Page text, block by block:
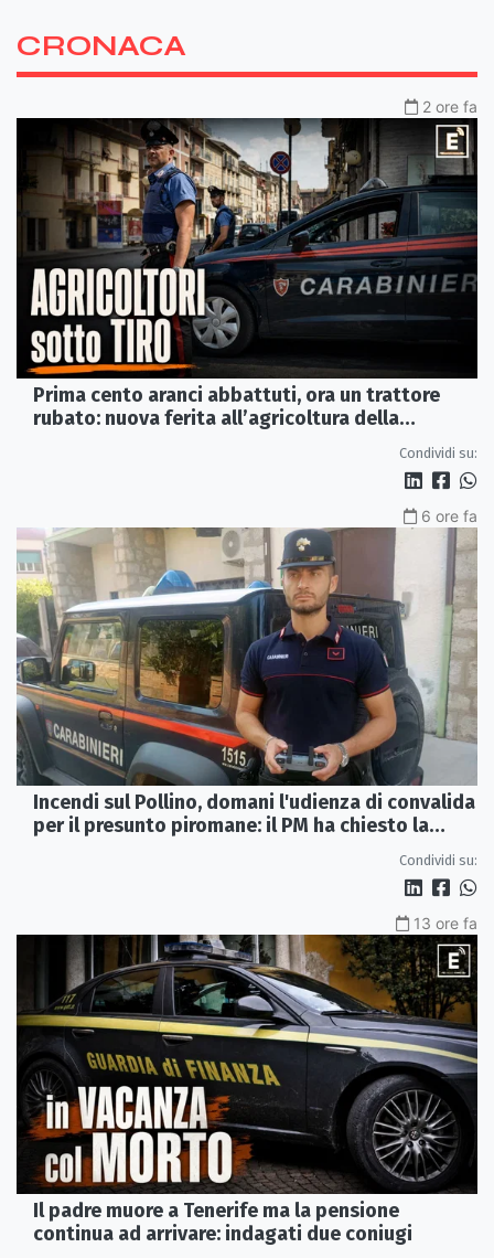
CRONACA
2 ore fa
Prima cento aranci abbattuti, ora un trattore
rubato: nuova ferita all’agricoltura della
Condividi su:
6 ore fa
Incendi sul Pollino, domani l'udienza di convalida
per il presunto piromane: il PM ha chiesto la
Condividi su:
13 ore fa
Il padre muore a Tenerife ma la pensione
continua ad arrivare: indagati due coniugi